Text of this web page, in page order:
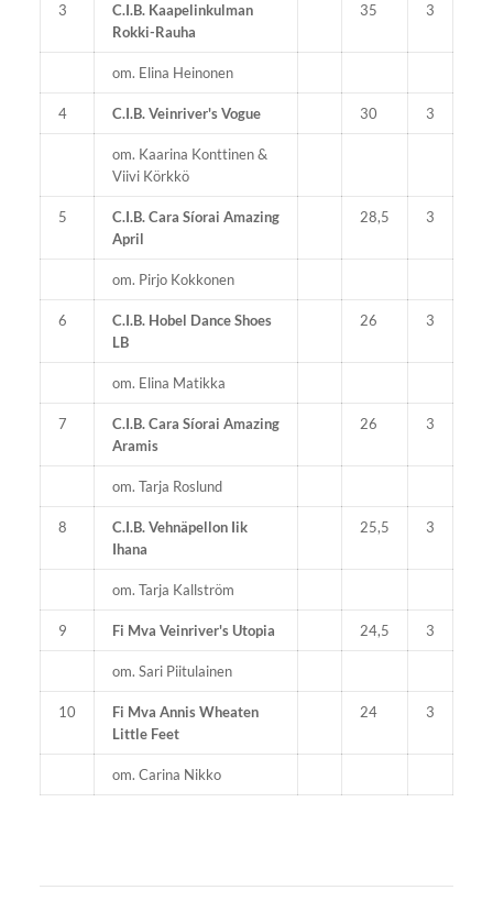
3
C.I.B. Kaapelinkulman
Rokki-Rauha
35 3
om. Elina Heinonen
4 C.I.B. Veinriver's Vogue 30 3
om. Kaarina Konttinen &
Viivi Körkkö
5
C.I.B. Cara Síorai Amazing
April
28,5 3
om. Pirjo Kokkonen
6
C.I.B. Hobel Dance Shoes
LB
26 3
om. Elina Matikka
7
C.I.B. Cara Síorai Amazing
Aramis
26 3
om. Tarja Roslund
8
C.I.B. Vehnäpellon Iik
Ihana
25,5 3
om. Tarja Kallström
9 Fi Mva Veinriver's Utopia 24,5 3
om. Sari Piitulainen
10
Fi Mva Annis Wheaten
Little Feet
24 3
om. Carina Nikko